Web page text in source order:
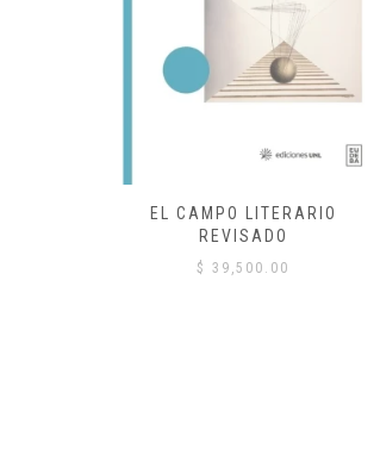
EL CAMPO LITERARIO
REVISADO
$ 39,500.00